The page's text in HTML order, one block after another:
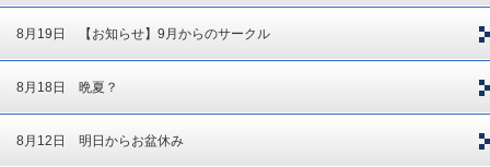
8月19日 【お知らせ】9月からのサークル
8月18日 晩夏？
8月12日 明日からお盆休み